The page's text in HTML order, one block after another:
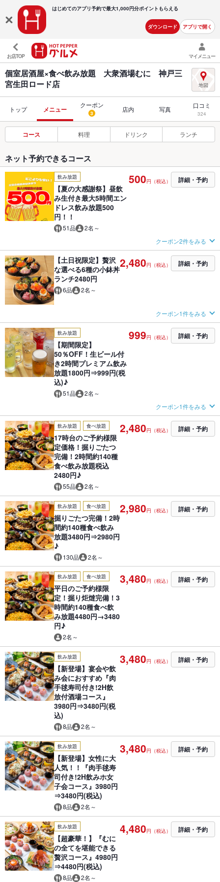
はじめてのアプリ予約で最大1,000円分ポイントもらえる
ダウンロード アプリで開く
お店TOP マイメニュー
個室居酒屋×食べ飲み放題 大衆酒場むに 神戸三
宮生田ロード店
トップ メニュー
クーポン
3 店内 写真 口コミ
324
コース 料理 ドリンク ランチ
ネット予約できるコース
飲み放題
【夏の大感謝祭】昼飲
み生付き最大5時間エン
ドレス飲み放題500
円！！
51品 2名～
500円（税込） 詳細・予約
クーポン2件をみる
【土日祝限定】贅沢
な選べる6種の小鉢丼
ランチ2480円
6品 2名～
2,480円（税込） 詳細・予約
クーポン1件をみる
飲み放題
【期間限定】
50％OFF！生ビール付
き2時間プレミアム飲み
放題1800円⇒999円(税
込)♪
51品 2名～
999円（税込） 詳細・予約
クーポン1件をみる
飲み放題 食べ放題
17時台のご予約様限
定価格！掘りごたつ
完備！2時間約140種
食べ飲み放題税込
2480円♪
55品 2名～
2,480円（税込） 詳細・予約
飲み放題 食べ放題
掘りごたつ完備！2時
間約140種食べ飲み
放題3480円⇒2980円
♪
130品 2名～
2,980円（税込） 詳細・予約
飲み放題 食べ放題
平日のご予約様限
定！掘り炬燵完備！3
時間約140種食べ飲
み放題4480円→3480
円♪
2名～
3,480円（税込） 詳細・予約
飲み放題
【新登場】宴会や飲
み会におすすめ『肉
手毬寿司付き!2H飲
放付酒場コース』
3980円⇒3480円(税
込)
8品 2名～
3,480円（税込） 詳細・予約
飲み放題
【新登場】女性に大
人気！！『肉手毬寿
司付き!2H飲みホ女
子会コース』3980円
⇒3480円(税込)
8品 2名～
3,480円（税込） 詳細・予約
飲み放題
【超豪華！】『むに
の全てを堪能できる
贅沢コース』4980円
⇒4480円(税込)
8品 2名～
4,480円（税込） 詳細・予約